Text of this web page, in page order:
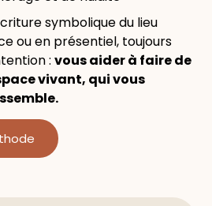
symbolique du lieu
ou en présentiel, toujours
: vous aider à faire de
vivant, qui vous